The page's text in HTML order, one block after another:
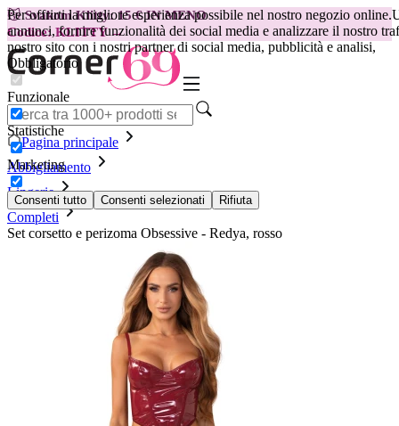
Per offrirti la migliore esperienza possibile nel nostro negozio online.
annunci, fornire funzionalità dei social media e analizzare il nostro
nostro sito con i nostri partner di social media, pubblicità e analisi,
Obbligatorio
Funzionale
Statistiche
Marketing
Consenti tutto Consenti selezionati Rifiuta
😽Svakom Klitty: 15 € IN MENO
Codice: KLITTY →
Pagina principale
Abbigliamento
Lingerie
Completi
Set corsetto e perizoma Obsessive - Redya, rosso